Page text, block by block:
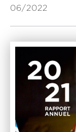
06/2022